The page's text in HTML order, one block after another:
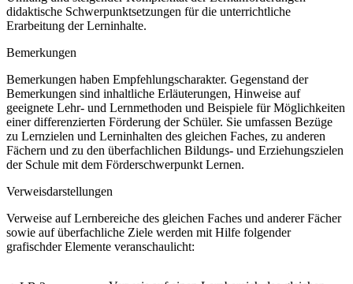
didaktische Schwerpunktsetzungen für die unterrichtliche
Erarbeitung der Lerninhalte.
Bemerkungen
Bemerkungen haben Empfehlungscharakter. Gegenstand der
Bemerkungen sind inhaltliche Erläuterungen, Hinweise auf
geeignete Lehr- und Lernmethoden und Beispiele für Möglichkeiten
einer differenzierten Förderung der Schüler. Sie umfassen Bezüge
zu Lernzielen und Lerninhalten des gleichen Faches, zu anderen
Fächern und zu den überfachlichen Bildungs- und Erziehungszielen
der Schule mit dem Förderschwerpunkt Lernen.
Verweisdarstellungen
Verweise auf Lernbereiche des gleichen Faches und anderer Fächer
sowie auf überfachliche Ziele werden mit Hilfe folgender
grafischder Elemente veranschaulicht: